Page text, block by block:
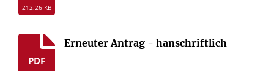
212.26 KB
PDF
Erneuter Antrag - hanschriftlich